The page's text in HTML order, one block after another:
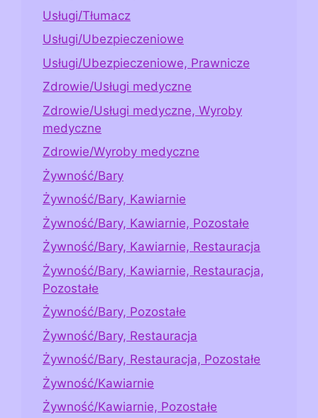
Usługi/Tłumacz
Usługi/Ubezpieczeniowe
Usługi/Ubezpieczeniowe, Prawnicze
Zdrowie/Usługi medyczne
Zdrowie/Usługi medyczne, Wyroby
medyczne
Zdrowie/Wyroby medyczne
Żywność/Bary
Żywność/Bary, Kawiarnie
Żywność/Bary, Kawiarnie, Pozostałe
Żywność/Bary, Kawiarnie, Restauracja
Żywność/Bary, Kawiarnie, Restauracja,
Pozostałe
Żywność/Bary, Pozostałe
Żywność/Bary, Restauracja
Żywność/Bary, Restauracja, Pozostałe
Żywność/Kawiarnie
Żywność/Kawiarnie, Pozostałe